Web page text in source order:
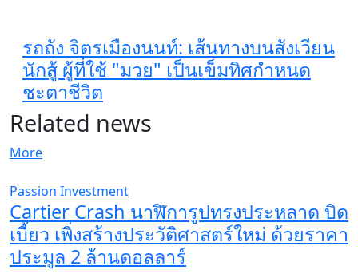
รถถัง จิตรเมืองนนท์: เส้นทางบนสังเวียน
นักสู้ ผู้ที่ใช้ "มวย" เป็นเข็มทิศกำหนด
ชะตาชีวิต
Related news
More
Passion Investment
Cartier Crash นาฬิการูปทรงประหลาด บิด
เบี้ยว เพิ่งสร้างประวัติศาสตร์ใหม่ ด้วยราคา
ประมูล 2 ล้านดอลลาร์